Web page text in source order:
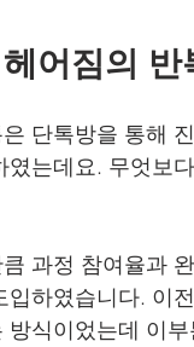
어짐의 반
단톡방을 통해
였는데요. 무엇보
과정 참여율과
하였습니다. 이
방식이었는데 이